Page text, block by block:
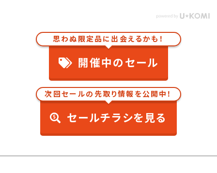
思わぬ限定品に出会えるかも！
開催中のセール
次回セールの先取り情報を公開中！
セールチラシを見る